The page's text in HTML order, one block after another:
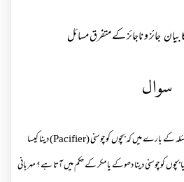
بیان جائز و ناجائز کے متفرق مسائل
سوال
سوال: کیا فرماتے ہیں علمائے کرام اس مسئلہ کے بارے میں کہ بچوں کو چوسنی (Pacifier) دینا کیسا
کو چوسنی دینا دھوکے یا مکر کے حکم میں آتا ہے؟ مہربانی